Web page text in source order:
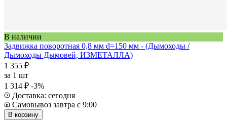
В наличии
Задвижка поворотная 0,8 мм d=150 мм - (Дымоходы /
Дымоходы Дымовей, ИЗМЕТАЛЛА)
1 355 ₽
за 1 шт
1 314 ₽ -3%
Доставка: сегодня
Самовывоз завтра с 9:00
В корзину